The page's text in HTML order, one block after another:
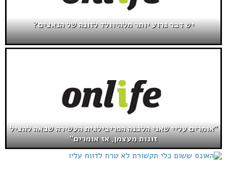
יש דבר גרוע יותר מלהיוולד לזונה של הנאצים?
"אומרים עליי שאני הלבנה הפריבילגית העשירה שבאה להציל
זונות מעצמן, אז אומרים"